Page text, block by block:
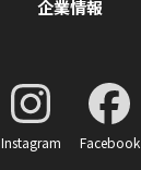
企業情報
Instagram Facebook